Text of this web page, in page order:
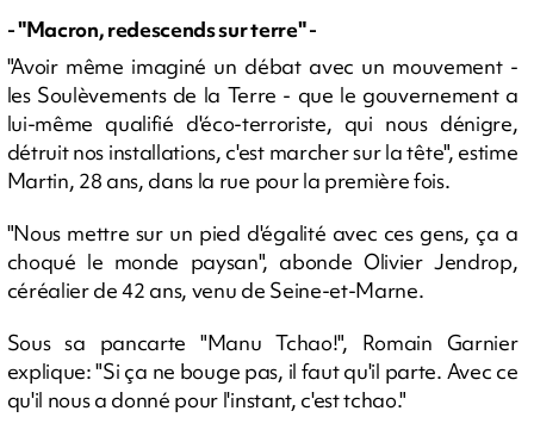
- "Macron, redescends sur terre" -
"Avoir même imaginé un débat avec un mouvement -
les Soulèvements de la Terre - que le gouvernement a
lui-même qualifié d'éco-terroriste, qui nous dénigre,
détruit nos installations, c'est marcher sur la tête", estime
Martin, 28 ans, dans la rue pour la première fois.
"Nous mettre sur un pied d'égalité avec ces gens, ça a
choqué le monde paysan", abonde Olivier Jendrop,
céréalier de 42 ans, venu de Seine-et-Marne.
Sous sa pancarte "Manu Tchao!", Romain Garnier
explique: "Si ça ne bouge pas, il faut qu'il parte. Avec ce
qu'il nous a donné pour l'instant, c'est tchao."